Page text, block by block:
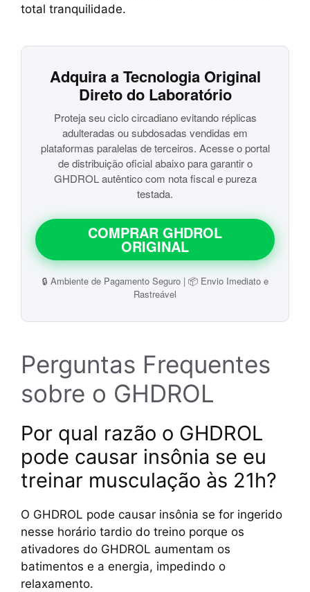
total tranquilidade.
Adquira a Tecnologia Original
Direto do Laboratório
Proteja seu ciclo circadiano evitando réplicas
adulteradas ou subdosadas vendidas em
plataformas paralelas de terceiros. Acesse o portal
de distribuição oficial abaixo para garantir o
GHDROL autêntico com nota fiscal e pureza
testada.
COMPRAR GHDROL
ORIGINAL
🔒 Ambiente de Pagamento Seguro | 📦 Envio Imediato e
Rastreável
Perguntas Frequentes
sobre o GHDROL
Por qual razão o GHDROL
pode causar insônia se eu
treinar musculação às 21h?
O GHDROL pode causar insônia se for ingerido
nesse horário tardio do treino porque os
ativadores do GHDROL aumentam os
batimentos e a energia, impedindo o
relaxamento.